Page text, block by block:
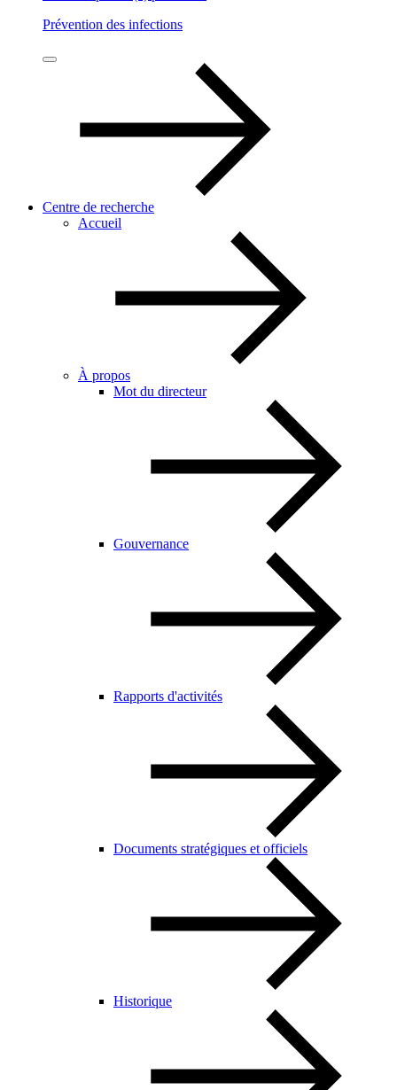
Prévention des infections
Centre de recherche
Accueil
À propos
Mot du directeur
Gouvernance
Rapports d'activités
Documents stratégiques et officiels
Historique